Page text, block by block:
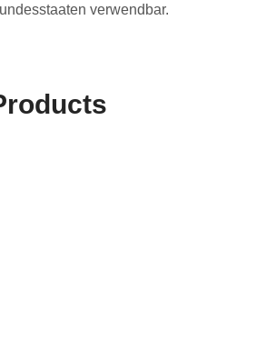
verwendbar.